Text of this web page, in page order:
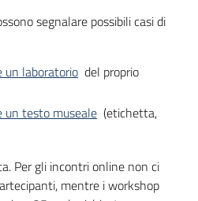
segnalare possibili casi di
un laboratorio del proprio
un testo museale (etichetta,
Per gli incontri online non ci
mentre i workshop